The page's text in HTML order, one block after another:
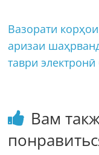
Вазорати
аризаи
таври
Вам